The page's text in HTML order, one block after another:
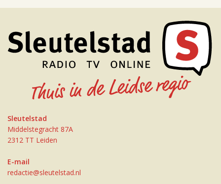
Sleutelstad
Middelstegracht 87A
2312 TT Leiden
E-mail
redactie@sleutelstad.nl